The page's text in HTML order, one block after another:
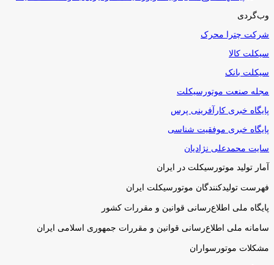
وب‌گردی
شرکت چترا محرک
سیکلت کالا
سیکلت بانک
مجله صنعت موتورسیکلت
پایگاه خبری کارآفرینی پرس
پایگاه خبری موفقیت شناسی
سایت محمدعلی نژادیان
آمار تولید موتورسیکلت در ایران
فهرست تولیدکنندگان موتورسیکلت ایران
پایگاه ملی اطلاع‌رسانی قوانین و مقررات کشور
سامانه ملی اطلاع‌رسانی قوانین و مقررات جمهوری اسلامی ایران
مشکلات موتورسواران